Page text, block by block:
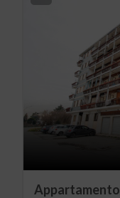
Appartamento